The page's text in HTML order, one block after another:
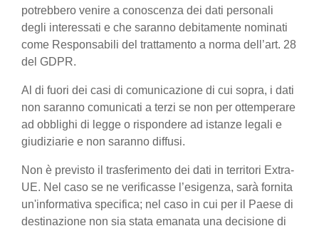
potrebbero venire a conoscenza dei dati personali
degli interessati e che saranno debitamente nominati
come Responsabili del trattamento a norma dell’art. 28
del GDPR.
Al di fuori dei casi di comunicazione di cui sopra, i dati
non saranno comunicati a terzi se non per ottemperare
ad obblighi di legge o rispondere ad istanze legali e
giudiziarie e non saranno diffusi.
Non è previsto il trasferimento dei dati in territori Extra-
UE. Nel caso se ne verificasse l’esigenza, sarà fornita
un'informativa specifica; nel caso in cui per il Paese di
destinazione non sia stata emanata una decisione di